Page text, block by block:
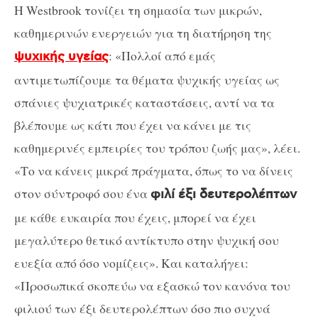
Η Westbrook τονίζει τη σημασία των μικρών,
καθημερινών ενεργειών για τη διατήρηση της
ψυχικής υγείας: «Πολλοί από εμάς
αντιμετωπίζουμε τα θέματα ψυχικής υγείας ως
σπάνιες ψυχιατρικές καταστάσεις, αντί να τα
βλέπουμε ως κάτι που έχει να κάνει με τις
καθημερινές εμπειρίες του τρόπου ζωής μας», λέει.
«Το να κάνεις μικρά πράγματα, όπως το να δίνεις
στον σύντροφό σου έναφιλί έξι δευτερολέπτων
με κάθε ευκαιρία που έχεις, μπορεί να έχει
μεγαλύτερο θετικό αντίκτυπο στην ψυχική σου
ευεξία από όσο νομίζεις». Και καταλήγει:
«Προσωπικά σκοπεύω να εξασκώ τον κανόνα του
φιλιού των έξι δευτερολέπτων όσο πιο συχνά